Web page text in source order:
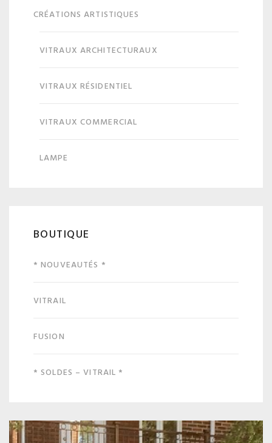
CRÉATIONS ARTISTIQUES
VITRAUX ARCHITECTURAUX
VITRAUX RÉSIDENTIEL
VITRAUX COMMERCIAL
LAMPE
BOUTIQUE
* NOUVEAUTÉS *
VITRAIL
FUSION
* SOLDES – VITRAIL *